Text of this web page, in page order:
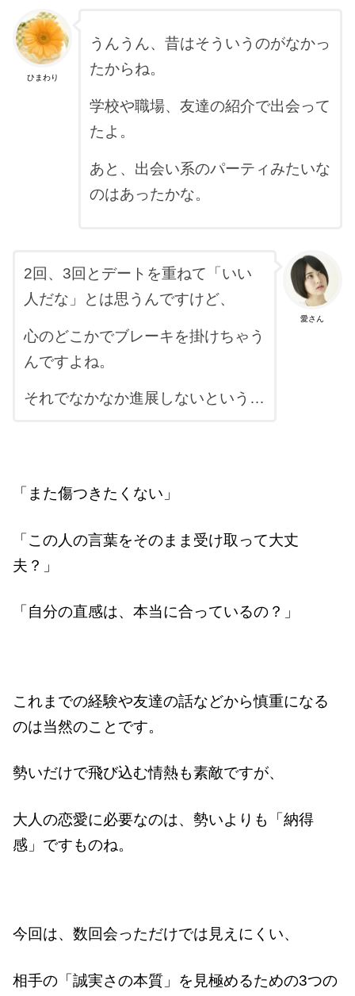
ひまわり
うんうん、昔はそういうのがなかっ
たからね。
学校や職場、友達の紹介で出会って
たよ。
あと、出会い系のパーティみたいな
のはあったかな。
愛さん
2回、3回とデートを重ねて「いい
人だな」とは思うんですけど、
心のどこかでブレーキを掛けちゃう
んですよね。
それでなかなか進展しないという…
「また傷つきたくない」
「この人の言葉をそのまま受け取って大丈
夫？」
「自分の直感は、本当に合っているの？」
これまでの経験や友達の話などから慎重になる
のは当然のことです。
勢いだけで飛び込む情熱も素敵ですが、
大人の恋愛に必要なのは、勢いよりも「納得
感」ですものね。
今回は、数回会っただけでは見えにくい、
相手の「誠実さの本質」を見極めるための3つの